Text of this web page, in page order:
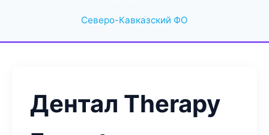
Северо-Кавказский ФО
Дентал Therapy